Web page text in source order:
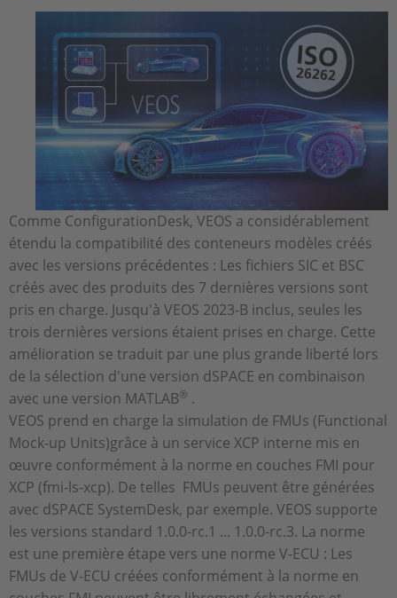
Comme ConfigurationDesk, VEOS a considérablement
étendu la compatibilité des conteneurs modèles créés
avec les versions précédentes : Les fichiers SIC et BSC
créés avec des produits des 7 dernières versions sont
pris en charge. Jusqu'à VEOS 2023-B inclus, seules les
trois dernières versions étaient prises en charge. Cette
amélioration se traduit par une plus grande liberté lors
de la sélection d'une version dSPACE en combinaison
avec une version MATLAB® .
VEOS prend en charge la simulation de FMUs (Functional
Mock-up Units)grâce à un service XCP interne mis en
œuvre conformément à la norme en couches FMI pour
XCP (fmi-ls-xcp). De telles FMUs peuvent être générées
avec dSPACE SystemDesk, par exemple. VEOS supporte
les versions standard 1.0.0-rc.1 ... 1.0.0-rc.3. La norme
est une première étape vers une norme V-ECU : Les
FMUs de V-ECU créées conformément à la norme en